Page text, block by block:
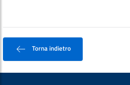
Torna indietro